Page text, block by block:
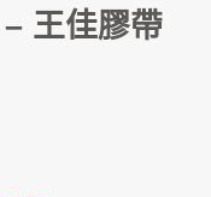
王佳膠帶